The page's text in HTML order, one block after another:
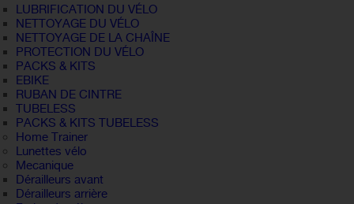
LUBRIFICATION DU VÉLO
NETTOYAGE DU VÉLO
NETTOYAGE DE LA CHAÎNE
PROTECTION DU VÉLO
PACKS & KITS
EBIKE
RUBAN DE CINTRE
TUBELESS
PACKS & KITS TUBELESS
Home Trainer
Lunettes vélo
Mecanique
Dérailleurs avant
Dérailleurs arrière